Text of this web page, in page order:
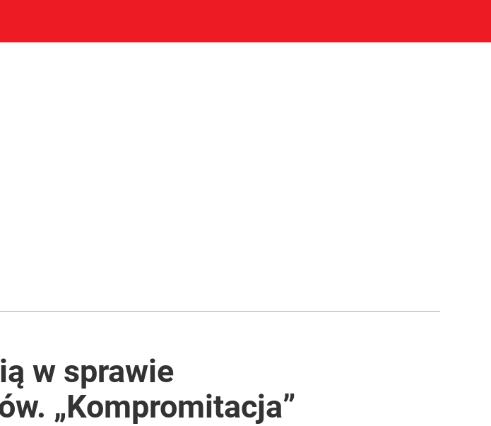
w sprawie
„Kompromitacja”